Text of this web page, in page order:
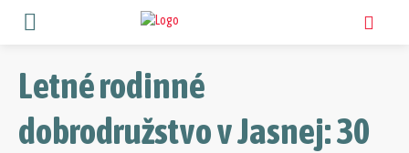
Letné rodinné
dobrodružstvo v Jasnej: 30